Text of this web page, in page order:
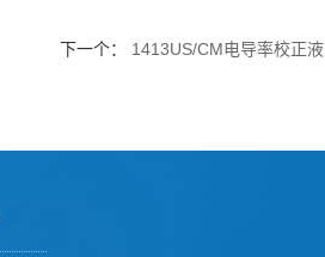
下一个： 1413US/CM电导率校正液